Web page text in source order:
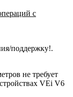
с
поддержку!.
не требует
VEi V6